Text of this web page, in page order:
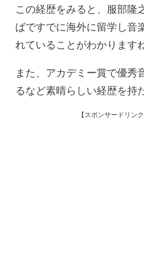
この経歴をみると、服部隆
ばですでに海外に留学し音
れていることがわかります
また、アカデミー賞で優秀
るなど素晴らしい経歴を持
【スポンサードリンク